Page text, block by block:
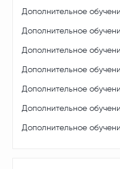
Дополнительное
Дополнительное
Дополнительное
Дополнительное
Дополнительное
Дополнительное
Дополнительное